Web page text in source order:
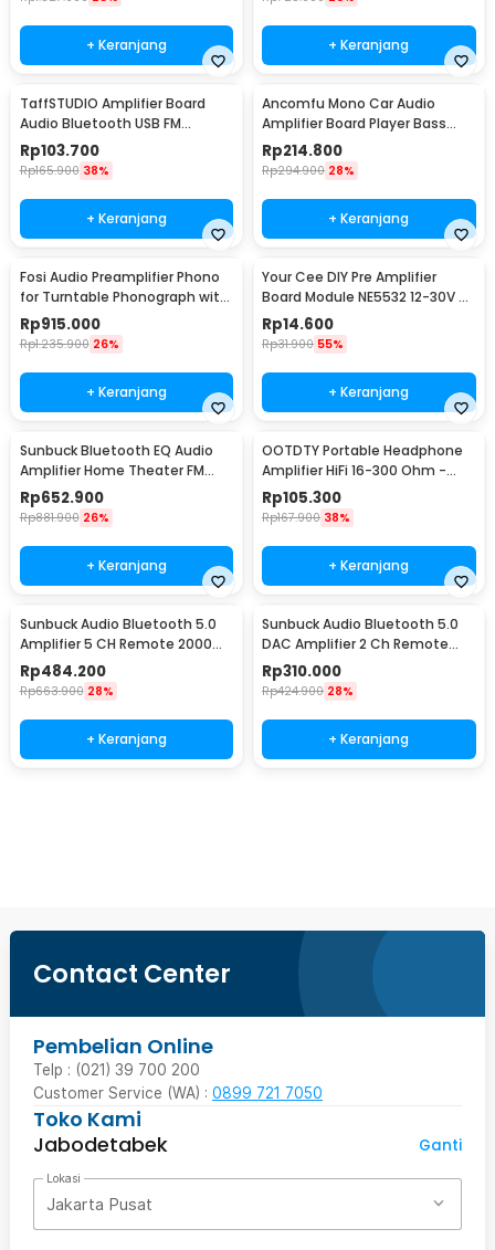
+ Keranjang + Keranjang
TaffSTUDIO Amplifier Board
Audio Bluetooth USB FM
Subwoofer DIY 400W - D10OK
Rp103.700
Rp165.900 38%
+ Keranjang
Ancomfu Mono Car Audio
Amplifier Board Player Bass
Subwoofer 12V 600W - FK-206
Rp214.800
Rp294.900 28%
+ Keranjang
Fosi Audio Preamplifier Phono
for Turntable Phonograph with
Tube - Box X2
Rp915.000
Rp1.235.900 26%
+ Keranjang
Your Cee DIY Pre Amplifier
Board Module NE5532 12-30V -
XH-A902
Rp14.600
Rp31.900 55%
+ Keranjang
Sunbuck Bluetooth EQ Audio
Amplifier Home Theater FM
2000W - TAV-6188BT
Rp652.900
Rp881.900 26%
+ Keranjang
OOTDTY Portable Headphone
Amplifier HiFi 16-300 Ohm -
D3CS
Rp105.300
Rp167.900 38%
+ Keranjang
Sunbuck Audio Bluetooth 5.0
Amplifier 5 CH Remote 2000W
- AV-298BT
Rp484.200
Rp663.900 28%
+ Keranjang
Sunbuck Audio Bluetooth 5.0
DAC Amplifier 2 Ch Remote
2000W - AV-660BT
Rp310.000
Rp424.900 28%
+ Keranjang
Contact Center
Pembelian Online
Telp : (021) 39 700 200
Customer Service (WA) : 0899 721 7050
Toko Kami
Jabodetabek
Ganti
Lokasi
Jakarta Pusat